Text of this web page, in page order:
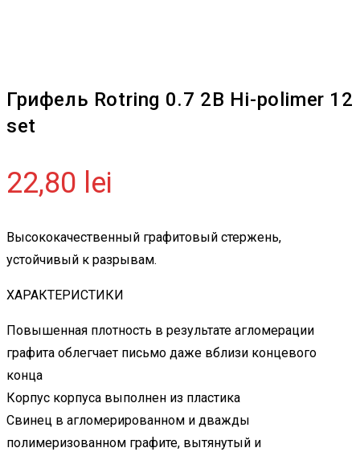
Грифель Rotring 0.7 2B Hi-polimer 12
set
22,80 lei
Высококачественный графитовый стержень,
устойчивый к разрывам.
ХАРАКТЕРИСТИКИ
Повышенная плотность в результате агломерации
графита облегчает письмо даже вблизи концевого
конца
Корпус корпуса выполнен из пластика
Свинец в агломерированном и дважды
полимеризованном графите, вытянутый и